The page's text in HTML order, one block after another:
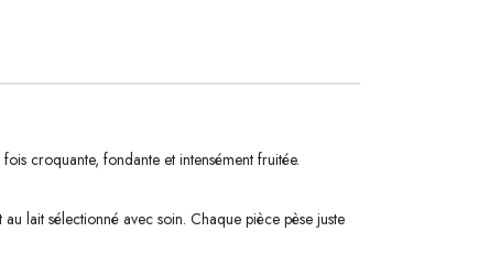
croquante, fondante et intensément fruitée.
lait sélectionné avec soin. Chaque pièce pèse juste